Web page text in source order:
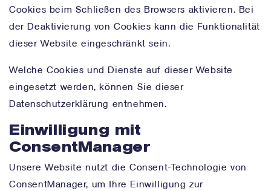
Cookies beim Schließen des Browsers aktivieren. Bei
der Deaktivierung von Cookies kann die Funktionalität
dieser Website eingeschränkt sein.
Welche Cookies und Dienste auf dieser Website
eingesetzt werden, können Sie dieser
Datenschutzerklärung entnehmen.
Einwilligung mit
ConsentManager
Unsere Website nutzt die Consent-Technologie von
ConsentManager, um Ihre Einwilligung zur